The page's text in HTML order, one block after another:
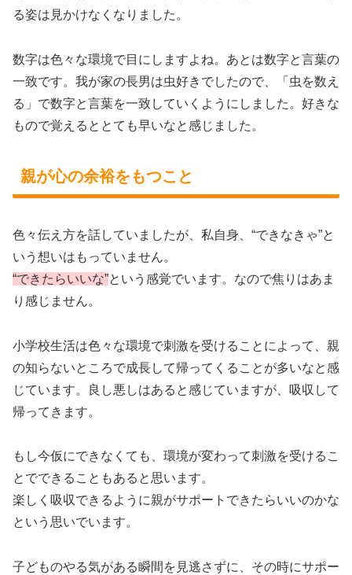
る姿は見かけなくなりました。
数字は色々な環境で目にしますよね。あとは数字と言葉の
一致です。我が家の長男は虫好きでしたので、「虫を数え
る」で数字と言葉を一致していくようにしました。好きな
もので覚えるととても早いなと感じました。
親が心の余裕をもつこと
色々伝え方を話していましたが、私自身、“できなきゃ”と
いう想いはもっていません。
“できたらいいな”という感覚でいます。なので焦りはあま
り感じません。
小学校生活は色々な環境で刺激を受けることによって、親
の知らないところで成長して帰ってくることが多いなと感
じています。良し悪しはあると感じていますが、吸収して
帰ってきます。
もし今仮にできなくても、環境が変わって刺激を受けるこ
とでできることもあると思います。
楽しく吸収できるように親がサポートできたらいいのかな
という思いでいます。
子どものやる気がある瞬間を見逃さずに、その時にサポー